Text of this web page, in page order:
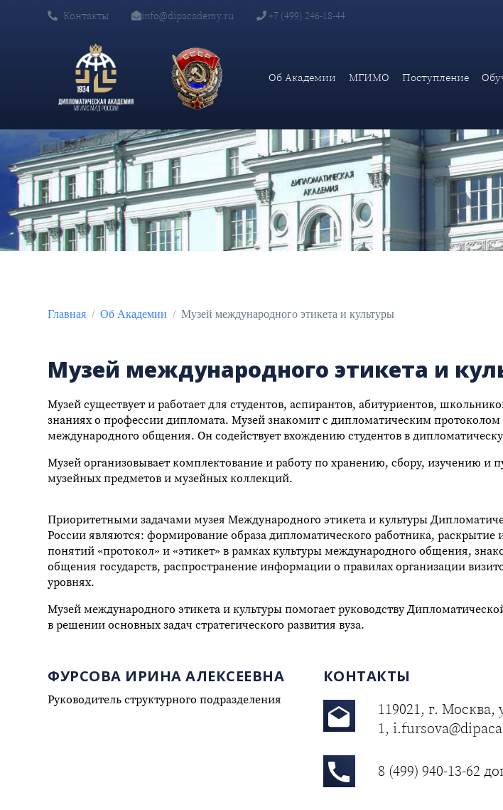
Контакты info@dipacademy.ru +7 (499) 246-18-44
Об Академии МГИМО Поступление
Главная Об Академии Музей международного этикета и культуры
Музей международного этикета и
Музей существует и работает для студентов, аспирантов, абитуриентов,
знаниях о профессии дипломата. Музей знакомит с дипломатическим протоколом
международного общения. Он содействует вхождению студентов в
Музей организовывает комплектование и работу по хранению, сбору, изучению и
музейных предметов и музейных коллекций.
Приоритетными задачами музея Международного этикета и культуры
России являются: формирование образа дипломатического работника, раскрытие
понятий «протокол» и «этикет» в рамках культуры международного общения,
общения государств, распространение информации о правилах организации
уровнях.
Музей международного этикета и культуры помогает руководству
в решении основных задач стратегического развития вуза.
ФУРСОВА ИРИНА АЛЕКСЕЕВНА
Руководитель структурного подразделения
КОНТАКТЫ
119021, г.
1,
8 (499) 940-13-62